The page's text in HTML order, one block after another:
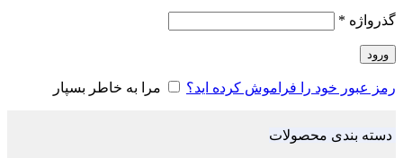
گذرواژه *
ورود
رمز عبور خود را فراموش کرده اید؟ مرا به خاطر بسپار
دسته بندی محصولات